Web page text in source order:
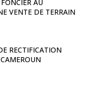
AU
VENTE DE TERRAIN
RECTIFICATION